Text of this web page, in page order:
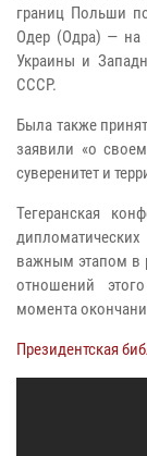
границ Польши
Одер (Одра) — на
Украины и
СССР.
Была также
заявили «о
суверенитет и
Тегеранская
важным этапом в
отношений
момента
Президентская